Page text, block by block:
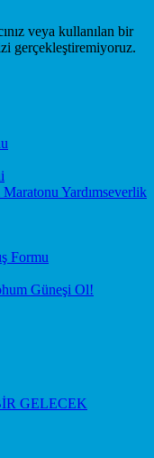
veya kullanılan bir
gerçekleştiremiyoruz.
Yardımseverlik
Formu
Güneşi Ol!
GELECEK